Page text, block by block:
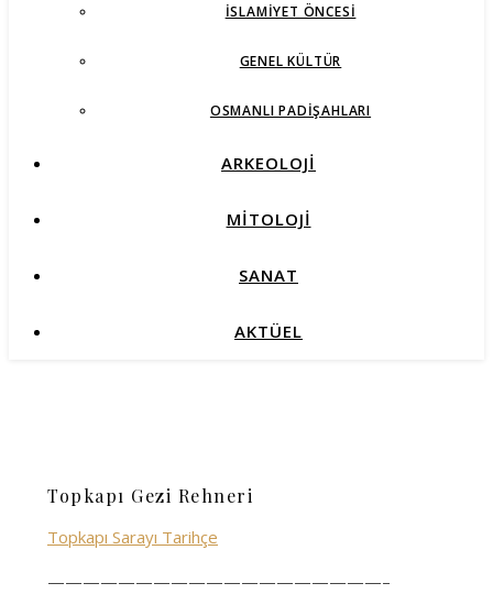
İSLAMIYET ÖNCESI
GENEL KÜLTÜR
OSMANLI PADIŞAHLARI
ARKEOLOJİ
MİTOLOJİ
SANAT
AKTÜEL
Topkapı Gezi Rehneri
Topkapı Sarayı Tarihçe
———————————————————–